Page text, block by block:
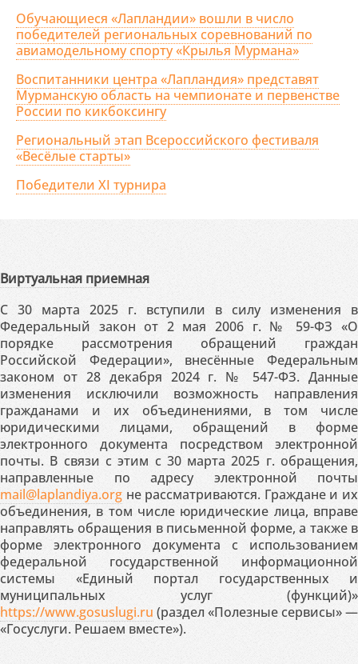
Обучающиеся «Лапландии» вошли в число
победителей региональных соревнований по
авиамодельному спорту «Крылья Мурмана»
Воспитанники центра «Лапландия» представят
Мурманскую область на чемпионате и первенстве
России по кикбоксингу
Региональный этап Всероссийского фестиваля
«Весёлые старты»
Победители XI турнира
Виртуальная приемная
С 30 марта 2025 г. вступили в силу изменения в
Федеральный закон от 2 мая 2006 г. № 59-ФЗ «О
порядке рассмотрения обращений граждан
Российской Федерации», внесённые Федеральным
законом от 28 декабря 2024 г. № 547-ФЗ. Данные
изменения исключили возможность направления
гражданами и их объединениями, в том числе
юридическими лицами, обращений в форме
электронного документа посредством электронной
почты. В связи с этим с 30 марта 2025 г. обращения,
направленные по адресу электронной почты
mail@laplandiya.org не рассматриваются. Граждане и их
объединения, в том числе юридические лица, вправе
направлять обращения в письменной форме, а также в
форме электронного документа с использованием
федеральной государственной информационной
системы «Единый портал государственных и
муниципальных услуг (функций)»
https://www.gosuslugi.ru (раздел «Полезные сервисы» —
«Госуслуги. Решаем вместе»).